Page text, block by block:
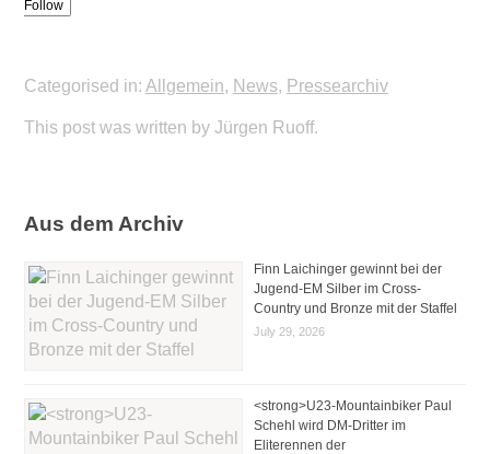
Follow
Categorised in: Allgemein, News, Pressearchiv
This post was written by Jürgen Ruoff.
Aus dem Archiv
Finn Laichinger gewinnt bei der
Jugend-EM Silber im Cross-
Country und Bronze mit der Staffel
July 29, 2026
<strong>U23-Mountainbiker Paul
Schehl wird DM-Dritter im
Eliterennen der